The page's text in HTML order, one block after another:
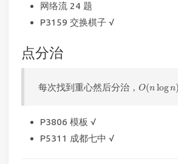
网络流 24 题
P3159 交换棋子 √
点分治
每次找到重心然后分治，O(n logn)
O( log )
P3806 模板 √
P5311 成都七中 √